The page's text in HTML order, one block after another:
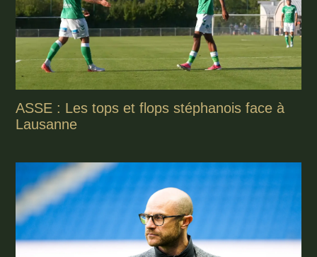
ASSE : Les tops et flops stéphanois face à
Lausanne